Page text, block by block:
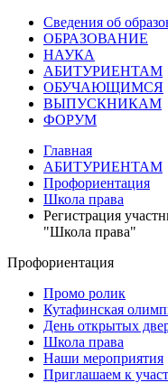
Сведения об
ОБРАЗОВАНИЕ
НАУКА
АБИТУРИЕНТАМ
ОБУЧАЮЩИМСЯ
ВЫПУСКНИКАМ
ФОРУМ
Главная
АБИТУРИЕНТАМ
Профориентация
Школа права
Регистрация
"Школа права"
Профориентация
Промо ролик
Кутафинская
День открытых
Школа права
Наши мероприятия
Приглашаем к